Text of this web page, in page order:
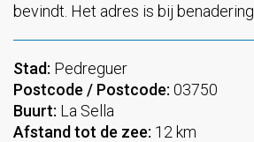
bevindt. Het adres is bij benadering.
Stad: Pedreguer
Postcode / Postcode: 03750
Buurt: La Sella
Afstand tot de zee: 12 km